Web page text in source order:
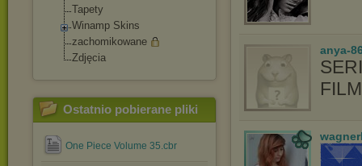
Tapety
Winamp Skins
zachomikowane
Zdjęcia
Ostatnio pobierane pliki
One Piece Volume 35.cbr
anya-